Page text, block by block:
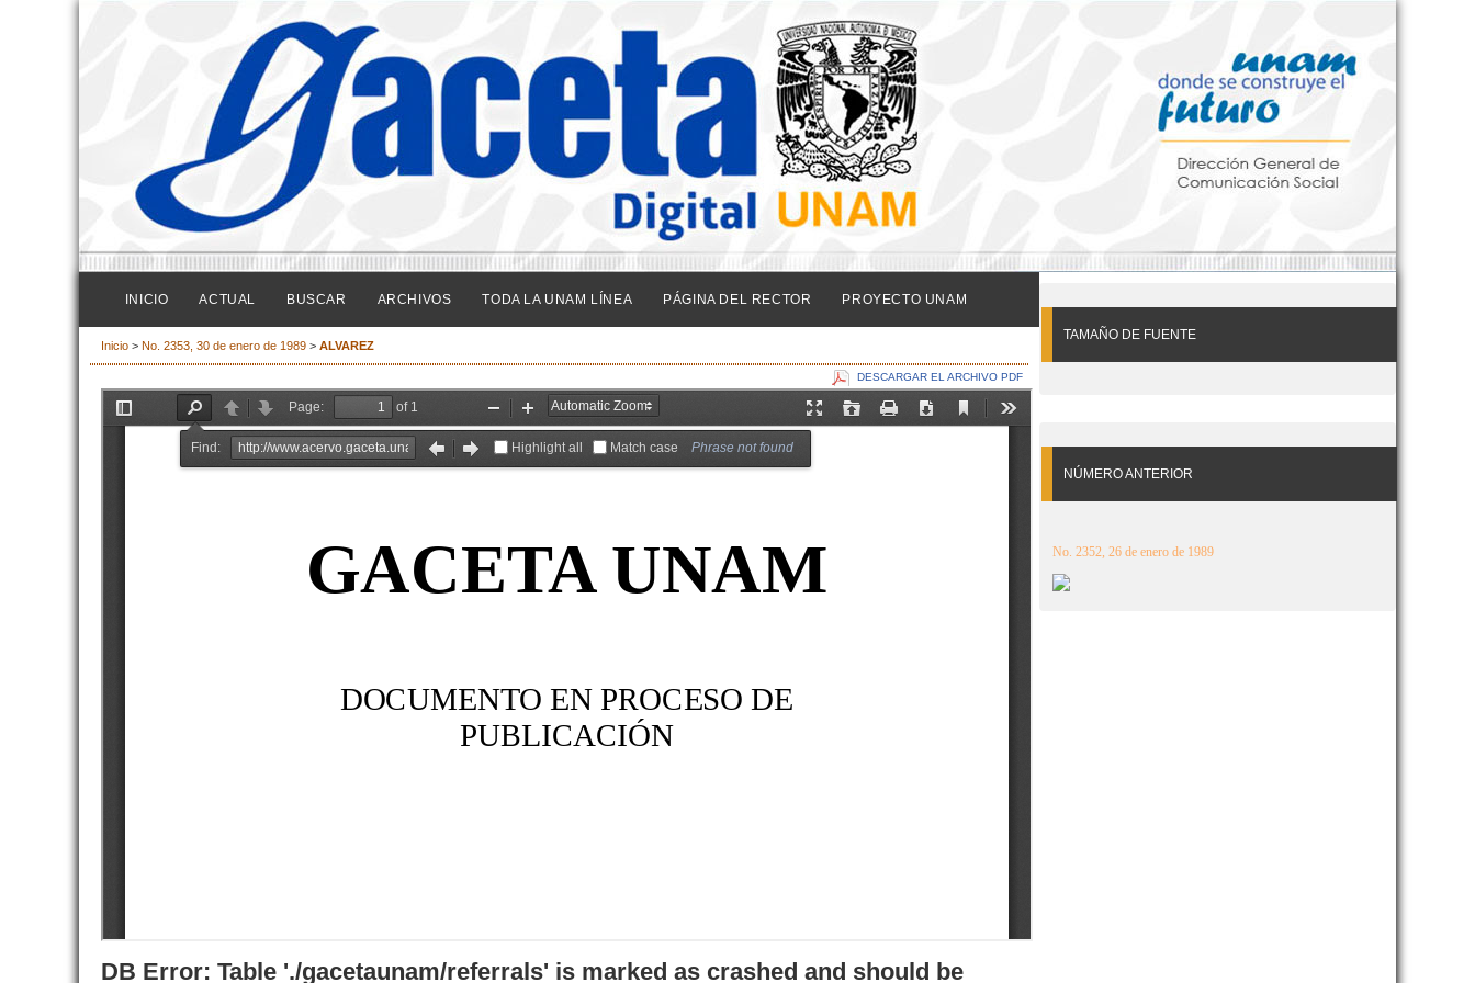
TAMAÑO DE FUENTE
NÚMERO ANTERIOR
No. 2352, 26 de enero de 1989
INICIO ACTUAL BUSCAR ARCHIVOS TODA LA UNAM LÍNEA PÁGINA DEL RECTOR PROYECTO UNAM
Inicio > No. 2353, 30 de enero de 1989 > ALVAREZ
DESCARGAR EL ARCHIVO PDF
DB Error: Table './gacetaunam/referrals' is marked as crashed and should be